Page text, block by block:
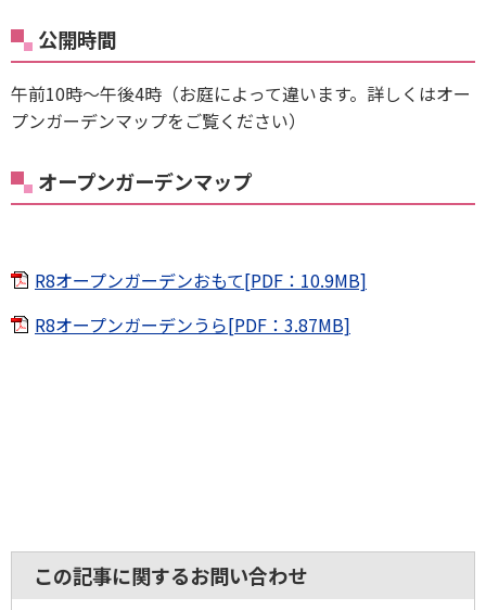
公開時間
午前10時～午後4時（お庭によって違います。詳しくはオー
プンガーデンマップをご覧ください）
オープンガーデンマップ
R8オープンガーデンおもて[PDF：10.9MB]
R8オープンガーデンうら[PDF：3.87MB]
この記事に関するお問い合わせ